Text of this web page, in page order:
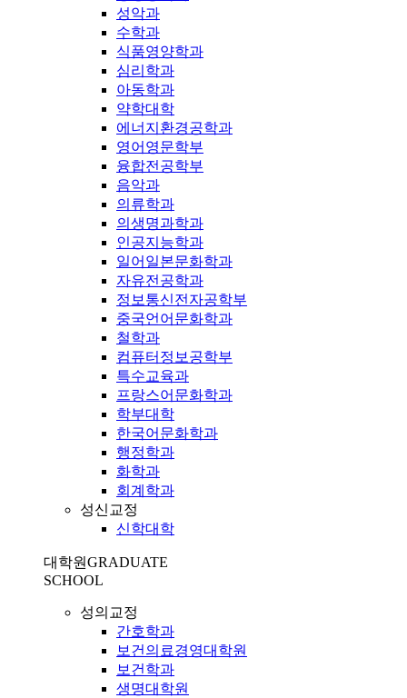
성악과
수학과
식품영양학과
심리학과
아동학과
약학대학
에너지환경공학과
영어영문학부
융합전공학부
음악과
의류학과
의생명과학과
인공지능학과
일어일본문화학과
자유전공학과
정보통신전자공학부
중국언어문화학과
철학과
컴퓨터정보공학부
특수교육과
프랑스어문화학과
학부대학
한국어문화학과
행정학과
화학과
회계학과
성신교정
신학대학
대학원GRADUATE
SCHOOL
성의교정
간호학과
보건의료경영대학원
보건학과
생명대학원